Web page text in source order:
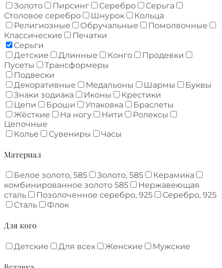
Золото Пирсинг Серебро
Серьга
Столовое серебро
Шнурок
Кольца
Религиозные
Обручальные
Помолвочные
Классические
Печатки
Серьги
Детские
Длинные Конго
Продевки
Пусеты
Трансформеры
Подвески
Декоративные
Медальоны Шармы
Буквы
Знаки зодиака
Иконы
Крестики
Цепи
Броши Упаковка
Браслеты
Жёсткие
На ногу Нити
Ролексы
Цепочные
Колье
Сувениры Часы
Материал
Белое золото, 585 Золото, 585
Керамика
комбинированное золото 585
Нержавеющая
сталь
Позолоченное серебро, 925
Серебро, 925
Сталь
Флок
Для кого
Детские Для всех Женские Мужские